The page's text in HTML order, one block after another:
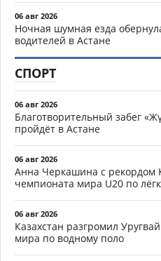
06 авг 2026
Ночная шумная езда
водителей в Астане
СПОРТ
06 авг 2026
Благотворительный забег
пройдёт в Астане
06 авг 2026
Анна Черкашина с рекордом
чемпионата мира U20 по
06 авг 2026
Казахстан разгромил
мира по водному поло